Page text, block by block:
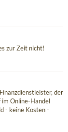
zur Zeit nicht!
der
Online-Handel
- keine Kosten -